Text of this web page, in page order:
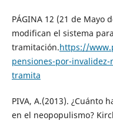
PÁGINA 12 (21 de Mayo
modifican el sistema
tramitación.https://
pensiones-por-
tramita
PIVA, A.(2013). ¿Cuánto
en el neopopulismo?